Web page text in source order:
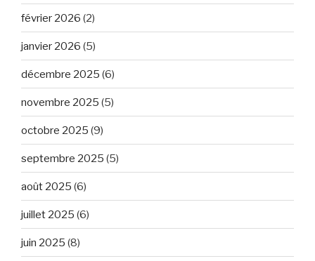
février 2026 (2)
janvier 2026 (5)
décembre 2025 (6)
novembre 2025 (5)
octobre 2025 (9)
septembre 2025 (5)
août 2025 (6)
juillet 2025 (6)
juin 2025 (8)